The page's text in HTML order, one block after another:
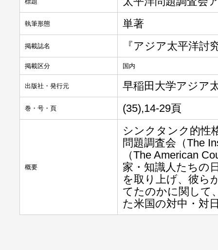
執筆形態 単著
掲載誌名 『アジア太平洋討
掲載区分 国内
出版社・発行元 早稲田大学アジア
巻・号・頁 (35),14-29頁
概要
シンクタンク的性
問題調査会（The
（The American
家・知識人たちの
を取り上げ、彼ら
てたのかに関して
た米国の対中・対